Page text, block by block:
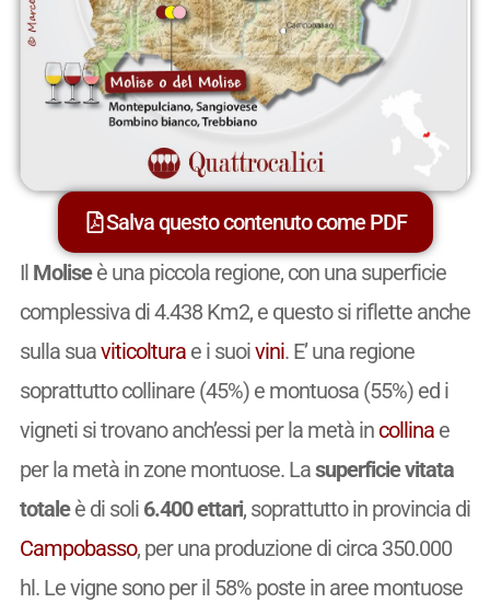
Salva questo contenuto come PDF
Il Moliseè una piccola regione, con una superficie
complessiva di 4.438 Km2, e questo si riflette anche
sulla suaviticolturae i suoivini. E’ una regione
soprattutto collinare (45%) e montuosa (55%) ed i
vigneti si trovano anch’essi per la metà in collinae
per la metà in zone montuose. Lasuperficie vitata
totaleè di soli 6.400 ettari, soprattutto in provincia di
Campobasso, per una produzione di circa 350.000
hl. Le vigne sono per il 58% poste in aree montuose